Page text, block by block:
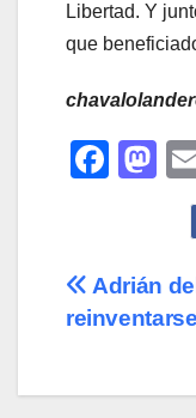
Libertad. Y
que
F
e
b
o
M
o
d
n
Adrián
reinventarse